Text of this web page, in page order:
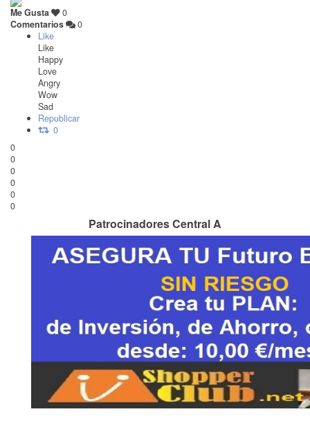
Me Gusta
0
Comentarios
0
Like
Like
Happy
Love
Angry
Wow
Sad
Republicar
0
0
0
0
0
0
0
Patrocinadores Central A